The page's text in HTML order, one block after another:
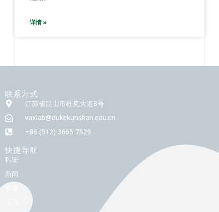
详情 »
联系方式
江苏省昆山市杜克大道8号
vaxlab@dukekunshan.edu.cn
+86 (512) 3665 7529
快捷导航
科研
新闻